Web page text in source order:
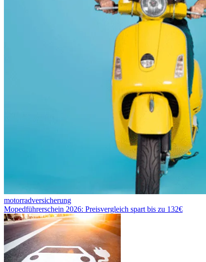
motorradversicherung
Mopedführerschein 2026: Preisvergleich spart bis zu 132€